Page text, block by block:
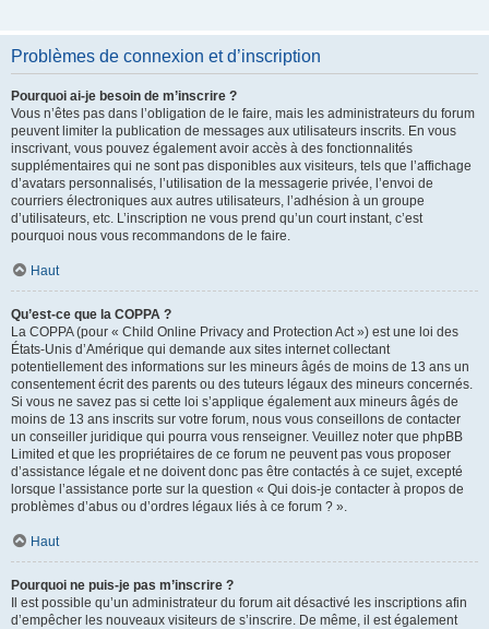
Problèmes de connexion et d’inscription
Pourquoi ai-je besoin de m’inscrire ?
Vous n’êtes pas dans l’obligation de le faire, mais les administrateurs du forum
peuvent limiter la publication de messages aux utilisateurs inscrits. En vous
inscrivant, vous pouvez également avoir accès à des fonctionnalités
supplémentaires qui ne sont pas disponibles aux visiteurs, tels que l’affichage
d’avatars personnalisés, l’utilisation de la messagerie privée, l’envoi de
courriers électroniques aux autres utilisateurs, l’adhésion à un groupe
d’utilisateurs, etc. L’inscription ne vous prend qu’un court instant, c’est
pourquoi nous vous recommandons de le faire.
Haut
Qu’est-ce que la COPPA ?
La COPPA (pour « Child Online Privacy and Protection Act ») est une loi des
États-Unis d’Amérique qui demande aux sites internet collectant
potentiellement des informations sur les mineurs âgés de moins de 13 ans un
consentement écrit des parents ou des tuteurs légaux des mineurs concernés.
Si vous ne savez pas si cette loi s’applique également aux mineurs âgés de
moins de 13 ans inscrits sur votre forum, nous vous conseillons de contacter
un conseiller juridique qui pourra vous renseigner. Veuillez noter que phpBB
Limited et que les propriétaires de ce forum ne peuvent pas vous proposer
d’assistance légale et ne doivent donc pas être contactés à ce sujet, excepté
lorsque l’assistance porte sur la question « Qui dois-je contacter à propos de
problèmes d’abus ou d’ordres légaux liés à ce forum ? ».
Haut
Pourquoi ne puis-je pas m’inscrire ?
Il est possible qu’un administrateur du forum ait désactivé les inscriptions afin
d’empêcher les nouveaux visiteurs de s’inscrire. De même, il est également